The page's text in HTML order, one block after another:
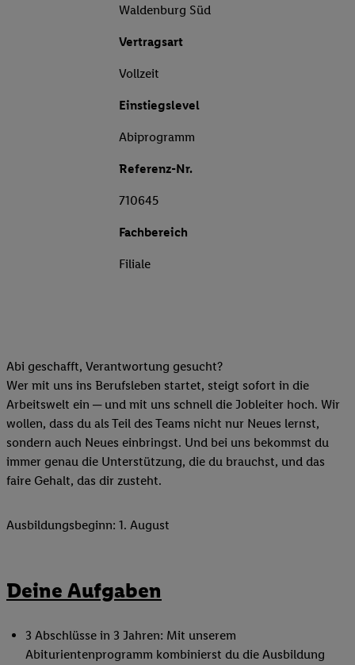
Waldenburg Süd
Vertragsart
Vollzeit
Einstiegslevel
Abiprogramm
Referenz-Nr.
710645
Fachbereich
Filiale
Abi geschafft, Verantwortung gesucht?
Wer mit uns ins Berufsleben startet, steigt sofort in die
Arbeitswelt ein ─ und mit uns schnell die Jobleiter hoch. Wir
wollen, dass du als Teil des Teams nicht nur Neues lernst,
sondern auch Neues einbringst. Und bei uns bekommst du
immer genau die Unterstützung, die du brauchst, und das
faire Gehalt, das dir zusteht.
Ausbildungsbeginn: 1. August
Deine Aufgaben
3 Abschlüsse in 3 Jahren: Mit unserem
Abiturientenprogramm kombinierst du die Ausbildung